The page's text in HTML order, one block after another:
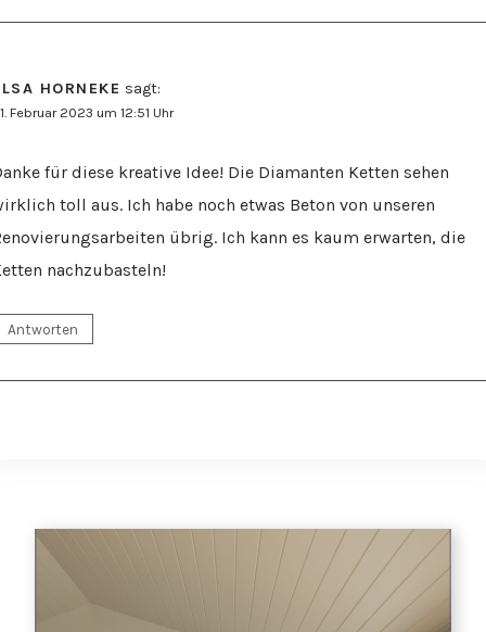
HORNEKE sagt:
Februar 2023 um 12:51 Uhr
für diese kreative Idee! Die Diamanten Ketten sehen
toll aus. Ich habe noch etwas Beton von unseren
übrig. Ich kann es kaum erwarten, die
nachzubasteln!
Antworten